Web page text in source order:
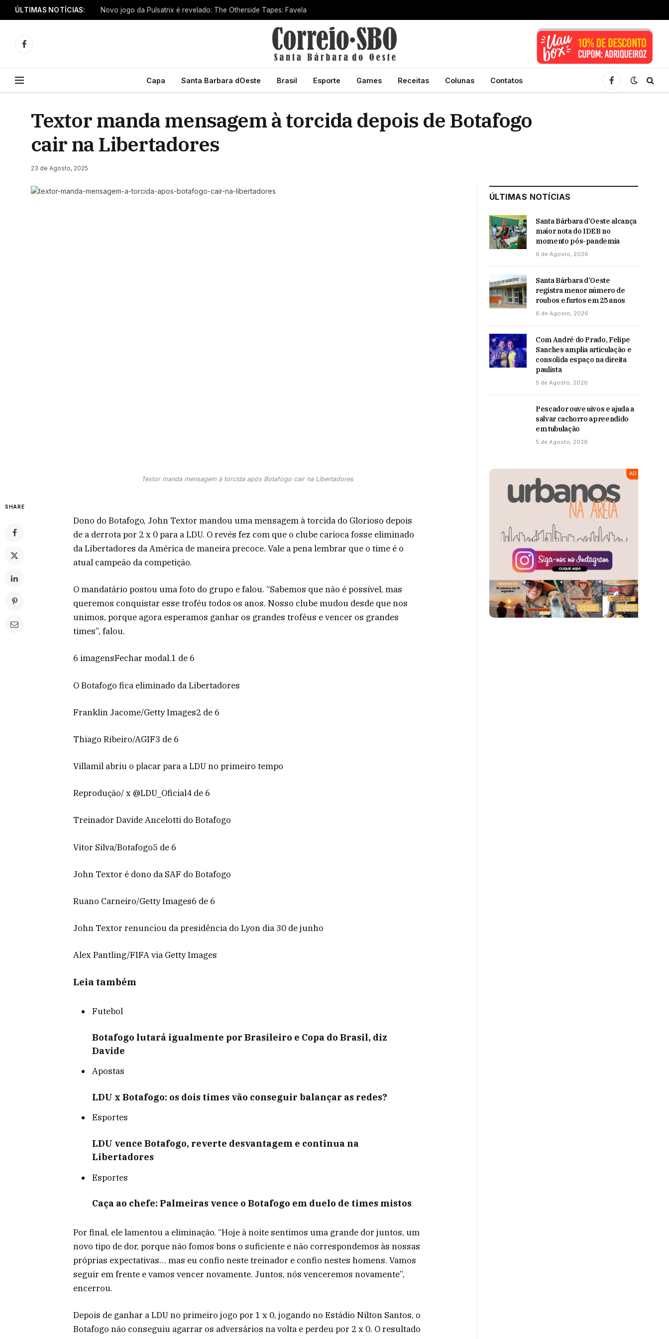
ÚLTIMAS NOTÍCIAS: Novo jogo da Pulsatrix é revelado: The Otherside Tapes: Favela
Facebook
Capa Santa Barbara dOeste Brasil Esporte Games Receitas Colunas Contatos
Facebook
Textor manda mensagem à torcida depois de Botafogo
cair na Libertadores
23 de Agosto, 2025
Textor manda mensagem à torcida após Botafogo cair na Libertadores
SHARE
Dono do Botafogo, John Textor mandou uma mensagem à torcida do Glorioso depois
de a derrota por 2 x 0 para a LDU. O revés fez com que o clube carioca fosse eliminado
da Libertadores da América de maneira precoce. Vale a pena lembrar que o time é o
atual campeão da competição.
O mandatário postou uma foto do grupo e falou. “Sabemos que não é possível, mas
queremos conquistar esse troféu todos os anos. Nosso clube mudou desde que nos
unimos, porque agora esperamos ganhar os grandes troféus e vencer os grandes
times”, falou.
6 imagensFechar modal.1 de 6
O Botafogo fica eliminado da Libertadores
Franklin Jacome/Getty Images2 de 6
Thiago Ribeiro/AGIF3 de 6
Villamil abriu o placar para a LDU no primeiro tempo
Reprodução/ x @LDU_Oficial4 de 6
Treinador Davide Ancelotti do Botafogo
Vitor Silva/Botafogo5 de 6
John Textor é dono da SAF do Botafogo
Ruano Carneiro/Getty Images6 de 6
John Textor renunciou da presidência do Lyon dia 30 de junho
Alex Pantling/FIFA via Getty Images
Leia também
Futebol
Botafogo lutará igualmente por Brasileiro e Copa do Brasil, diz
Davide
Apostas
LDU x Botafogo: os dois times vão conseguir balançar as redes?
Esportes
LDU vence Botafogo, reverte desvantagem e continua na
Libertadores
Esportes
Caça ao chefe: Palmeiras vence o Botafogo em duelo de times mistos
Por final, ele lamentou a eliminação. “Hoje à noite sentimos uma grande dor juntos, um
novo tipo de dor, porque não fomos bons o suficiente e não correspondemos às nossas
próprias expectativas… mas eu confio neste treinador e confio nestes homens. Vamos
seguir em frente e vamos vencer novamente. Juntos, nós venceremos novamente”,
encerrou.
Depois de ganhar a LDU no primeiro jogo por 1 x 0, jogando no Estádio Nilton Santos, o
Botafogo não conseguiu agarrar os adversários na volta e perdeu por 2 x 0. O resultado
ÚLTIMAS NOTÍCIAS
Santa Bárbara d’Oeste alcança
maior nota do IDEB no
momento pós-pandemia
6 de Agosto, 2026
Santa Bárbara d’Oeste
registra menor número de
roubos e furtos em 25 anos
6 de Agosto, 2026
Com André do Prado, Felipe
Sanches amplia articulação e
consolida espaço na direita
paulista
5 de Agosto, 2026
Pescador ouve uivos e ajuda a
salvar cachorro apreendido
em tubulação
5 de Agosto, 2026